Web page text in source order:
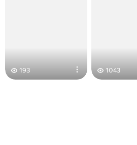
193 1043